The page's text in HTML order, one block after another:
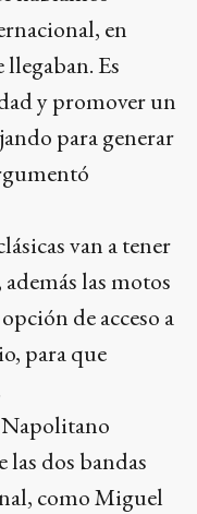
en
Es
y promover un
para generar
van a tener
las motos
de acceso a
para que
dos bandas
como Miguel